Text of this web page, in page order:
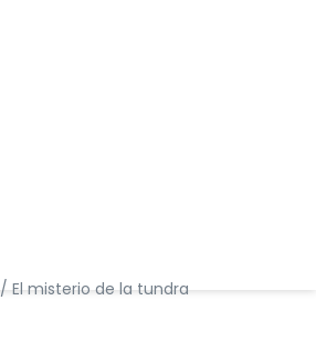
/ El misterio de la tundra